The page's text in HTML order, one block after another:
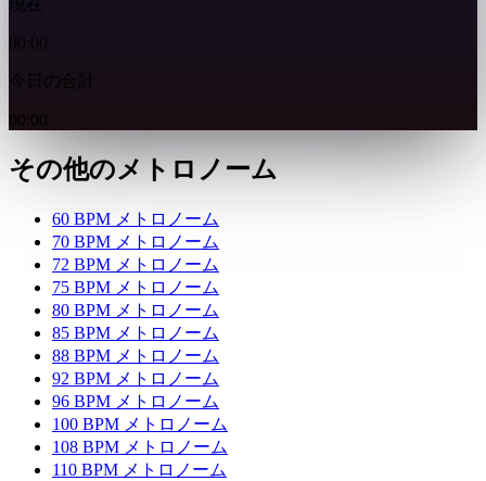
00:00
今日の合計
00:00
その他のメトロノーム
60 BPM メトロノーム
70 BPM メトロノーム
72 BPM メトロノーム
75 BPM メトロノーム
80 BPM メトロノーム
85 BPM メトロノーム
88 BPM メトロノーム
92 BPM メトロノーム
96 BPM メトロノーム
100 BPM メトロノーム
108 BPM メトロノーム
110 BPM メトロノーム